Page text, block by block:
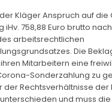
Kläger Anspruch auf
iHv. 758,88 Euro brutto
arbeitsrechtlichen
Die
Mitarbeitern eine
Sonderzahlung zu
der Rechtsverhältnisse der
und muss die